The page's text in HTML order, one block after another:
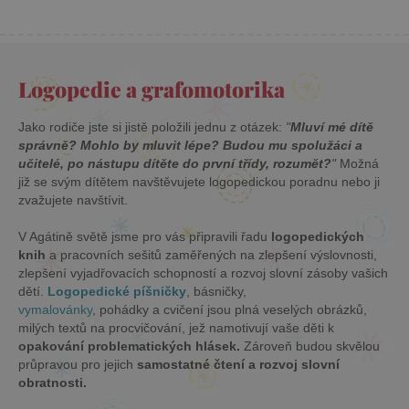
Logopedie a grafomotorika
Jako rodiče jste si jistě položili jednu z otázek: "Mluví mé dítě
správně? Mohlo by mluvit lépe? Budou mu spolužáci a
učitelé, po nástupu dítěte do první třídy, rozumět?" Možná
již se svým dítětem navštěvujete logopedickou poradnu nebo ji
zvažujete navštívit.
V Agátině světě jsme pro vás připravili řadu logopedických
knih a pracovních sešitů zaměřených na zlepšení výslovnosti,
zlepšení vyjadřovacích schopností a rozvoj slovní zásoby vašich
dětí. Logopedické píšničky , básničky,
vymalovánky, pohádky a cvičení jsou plná veselých obrázků,
milých textů na procvičování, jež namotivují vaše děti k
opakování problematických hlásek. Zároveň budou skvělou
průpravou pro jejich samostatné čtení a rozvoj slovní
obratnosti.
cjConsent .agatinsvet.cz
CookieScriptConsent
CookieScript
www.agatinsvet.cz